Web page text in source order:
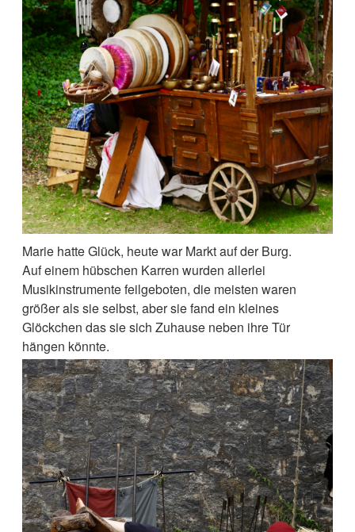
Marie hatte Glück, heute war Markt auf der Burg.
Auf einem hübschen Karren wurden allerlei
Musikinstrumente feilgeboten, die meisten waren
größer als sie selbst, aber sie fand ein kleines
Glöckchen das sie sich Zuhause neben ihre Tür
hängen könnte.